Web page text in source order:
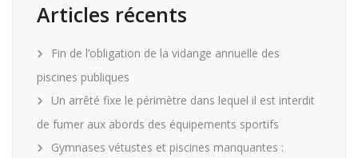
Articles récents
Fin de l’obligation de la vidange annuelle des
piscines publiques
Un arrêté fixe le périmètre dans lequel il est interdit
de fumer aux abords des équipements sportifs
Gymnases vétustes et piscines manquantes :